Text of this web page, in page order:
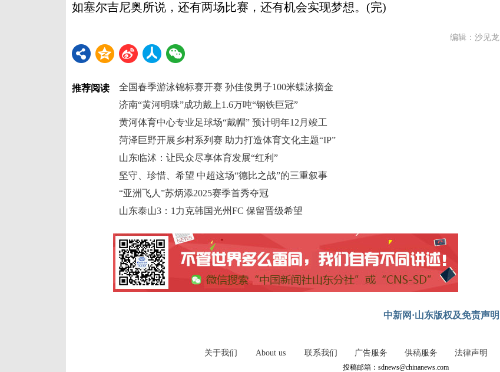
如塞尔吉尼奥所说，还有两场比赛，还有机会实现梦想。(完)
编辑：沙见龙
推荐阅读
全国春季游泳锦标赛开赛 孙佳俊男子100米蝶泳摘金
济南“黄河明珠”成功戴上1.6万吨“钢铁巨冠”
黄河体育中心专业足球场“戴帽” 预计明年12月竣工
菏泽巨野开展乡村系列赛 助力打造体育文化主题“IP”
山东临沭：让民众尽享体育发展“红利”
坚守、珍惜、希望 中超这场“德比之战”的三重叙事
“亚洲飞人”苏炳添2025赛季首秀夺冠
山东泰山3：1力克韩国光州FC 保留晋级希望
中新网·山东版权及免责声明
关于我们 About us 联系我们 广告服务 供稿服务 法律声明
投稿邮箱：sdnews@chinanews.com